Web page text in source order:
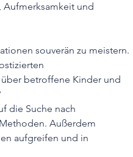
Aufmerksamkeit und
souverän zu meistern.
betroffene Kinder und
die Suche nach
Außerdem
aufgreifen und in